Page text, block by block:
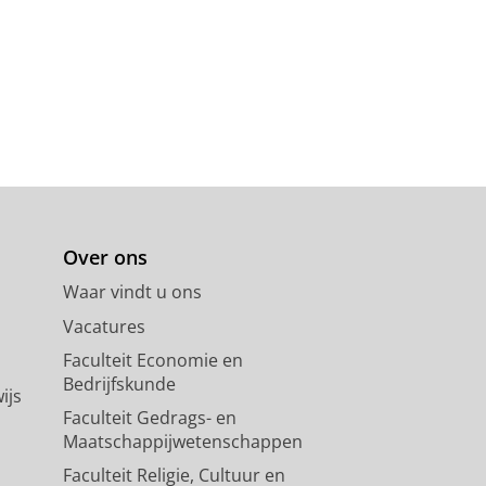
Over ons
Waar vindt u ons
Vacatures
Faculteit Economie en
Bedrijfskunde
Faculteit Gedrags- en
Maatschappijwetenschappen
Faculteit Religie, Cultuur en